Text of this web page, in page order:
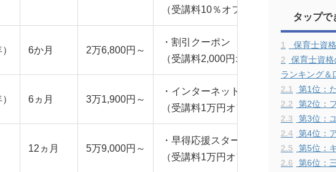
（受講料10％オフ）
6か月 2万6,800円～
・割引クーポン
（受講料2,000円オフ）
6ヵ月 3万1,900円～
・インターネット申込み割
（受講料1万円オフ）
12ヵ月 5万9,000円～
・早得応援スタートキャンペーン
（受講料1万円オフ）
タップで
1
保育士資
2
保育士資
ランキング＆
2.1
第1位：
2.2
第2位：
2.3
第3位：
2.4 第4位：
2.5
第5位：
2.6
第6位：